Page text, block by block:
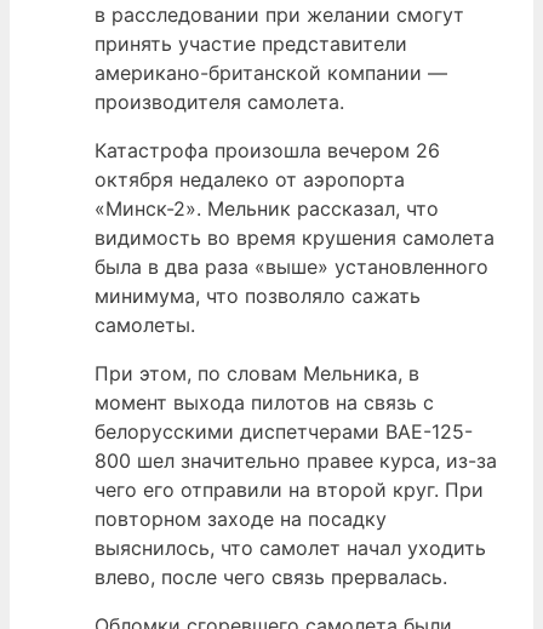
в расследовании при желании смогут
принять участие представители
американо-британской компании —
производителя самолета.
Катастрофа произошла вечером 26
октября недалеко от аэропорта
«Минск-2». Мельник рассказал, что
видимость во время крушения самолета
была в два раза «выше» установленного
минимума, что позволяло сажать
самолеты.
При этом, по словам Мельника, в
момент выхода пилотов на связь с
белорусскими диспетчерами BAE-125-
800 шел значительно правее курса, из-за
чего его отправили на второй круг. При
повторном заходе на посадку
выяснилось, что самолет начал уходить
влево, после чего связь прервалась.